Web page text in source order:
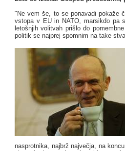
"Ne vem še, to se ponavadi pokaže
vstopa v EU in NATO, marsikdo pa
letošnjih volitvah prišlo do
politik se najprej spomnim na take
nasprotnika, najbrž največja, na